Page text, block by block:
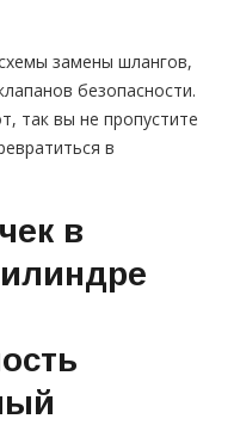
замены шлангов,
безопасности.
так вы не пропустите
в
в